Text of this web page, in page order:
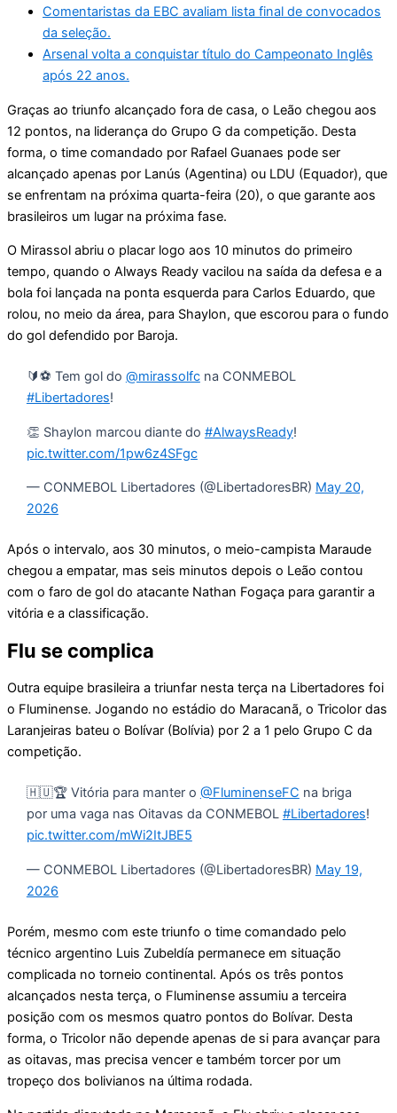
Comentaristas da EBC avaliam lista final de convocados
da seleção.
Arsenal volta a conquistar título do Campeonato Inglês
após 22 anos.
Graças ao triunfo alcançado fora de casa, o Leão chegou aos
12 pontos, na liderança do Grupo G da competição. Desta
forma, o time comandado por Rafael Guanaes pode ser
alcançado apenas por Lanús (Agentina) ou LDU (Equador), que
se enfrentam na próxima quarta-feira (20), o que garante aos
brasileiros um lugar na próxima fase.
O Mirassol abriu o placar logo aos 10 minutos do primeiro
tempo, quando o Always Ready vacilou na saída da defesa e a
bola foi lançada na ponta esquerda para Carlos Eduardo, que
rolou, no meio da área, para Shaylon, que escorou para o fundo
do gol defendido por Baroja.
🔰⚽ Tem gol do @mirassolfcna CONMEBOL
#Libertadores!
👏 Shaylon marcou diante do #AlwaysReady!
pic.twitter.com/1pw6z4SFgc
— CONMEBOL Libertadores (@LibertadoresBR) May 20,
2026
Após o intervalo, aos 30 minutos, o meio-campista Maraude
chegou a empatar, mas seis minutos depois o Leão contou
com o faro de gol do atacante Nathan Fogaça para garantir a
vitória e a classificação.
Flu se complica
Outra equipe brasileira a triunfar nesta terça na Libertadores foi
o Fluminense. Jogando no estádio do Maracanã, o Tricolor das
Laranjeiras bateu o Bolívar (Bolívia) por 2 a 1 pelo Grupo C da
competição.
🇭🇺🏆 Vitória para manter o @FluminenseFC na briga
por uma vaga nas Oitavas da CONMEBOL #Libertadores!
pic.twitter.com/mWi2ItJBE5
— CONMEBOL Libertadores (@LibertadoresBR) May 19,
2026
Porém, mesmo com este triunfo o time comandado pelo
técnico argentino Luis Zubeldía permanece em situação
complicada no torneio continental. Após os três pontos
alcançados nesta terça, o Fluminense assumiu a terceira
posição com os mesmos quatro pontos do Bolívar. Desta
forma, o Tricolor não depende apenas de si para avançar para
as oitavas, mas precisa vencer e também torcer por um
tropeço dos bolivianos na última rodada.